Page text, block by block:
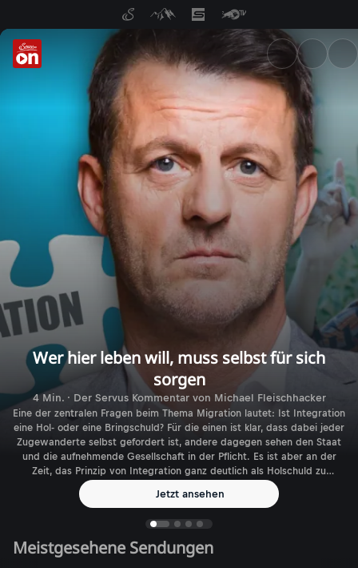
ServusTV On: Livestreams,
Wer hier leben will, muss selbst für sich
sorgen
4 Min. · Der Servus Kommentar von Michael Fleischhacker
Eine der zentralen Fragen beim Thema Migration lautet: Ist Integration
eine Hol- oder eine Bringschuld? Für die einen ist klar, dass dabei jeder
Zugewanderte selbst gefordert ist, andere dagegen sehen den Staat
und die aufnehmende Gesellschaft in der Pflicht. Es ist aber an der
Zeit, das Prinzip von Integration ganz deutlich als Holschuld zu
Jetzt ansehen
Meistgesehene Sendungen